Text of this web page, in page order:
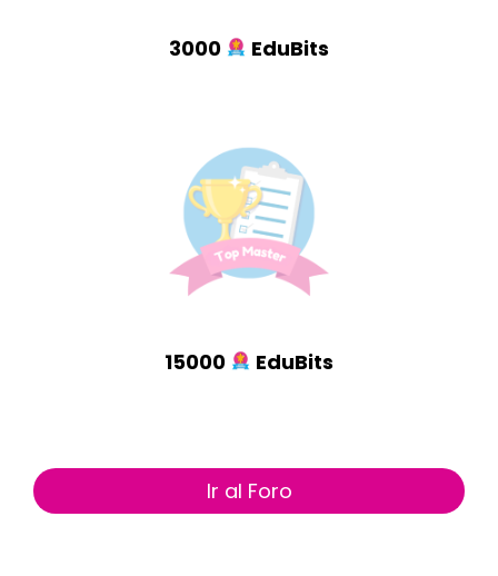
3000 EduBits
15000 EduBits
Ir al Foro